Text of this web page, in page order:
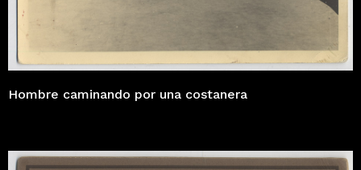
Hombre caminando por una costanera